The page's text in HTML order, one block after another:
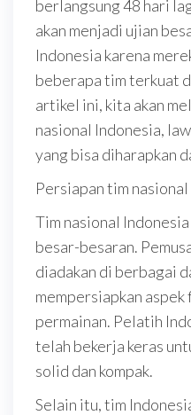
berlangsung 48 hari
akan menjadi ujian
Indonesia karena
beberapa tim terkuat
artikel ini, kita akan
nasional Indonesia,
yang bisa diharapkan
Persiapan tim
Tim nasional
besar-besaran.
diadakan di berbagai
mempersiapkan
permainan. Pelatih
telah bekerja keras
solid dan kompak.
Selain itu, tim